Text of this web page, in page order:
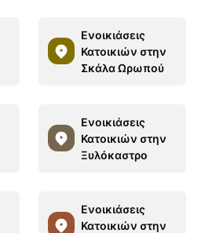
Ενοικιάσεις
Κατοικιών στην
Σκάλα Ωρωπού
Ενοικιάσεις
Κατοικιών στην
Ξυλόκαστρο
Ενοικιάσεις
Κατοικιών στην